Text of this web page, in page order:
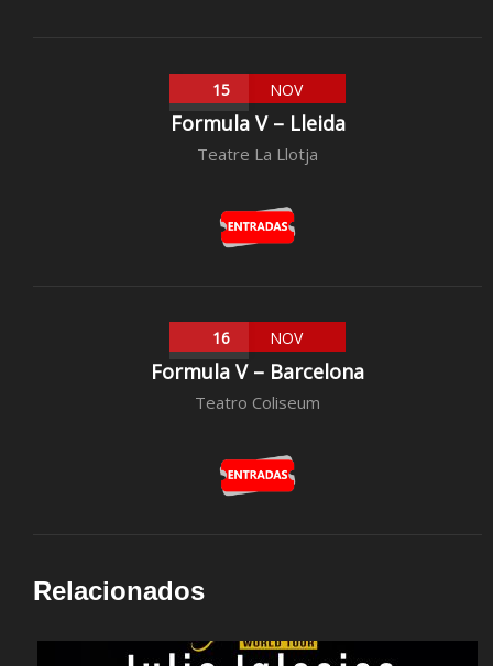
15 NOV
Formula V – Lleida
Teatre La Llotja
16 NOV
Formula V – Barcelona
Teatro Coliseum
Relacionados